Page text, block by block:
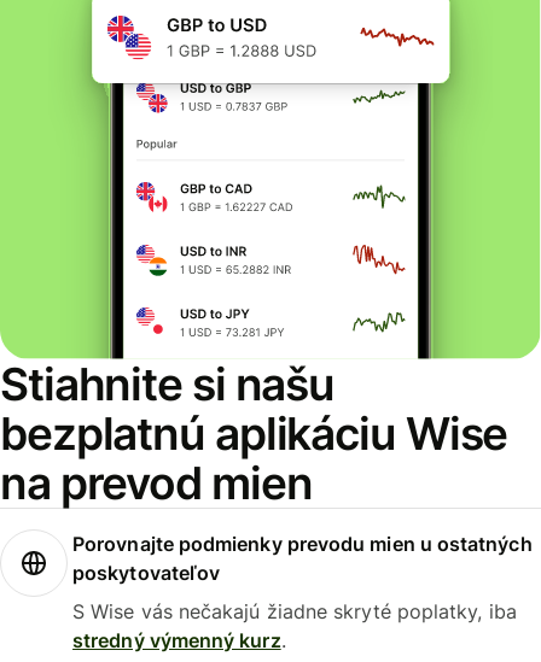
Stiahnite si našu
bezplatnú aplikáciu Wise
na prevod mien
Porovnajte podmienky prevodu mien u ostatných
poskytovateľov
S Wise vás nečakajú žiadne skryté poplatky, iba
stredný výmenný kurz.